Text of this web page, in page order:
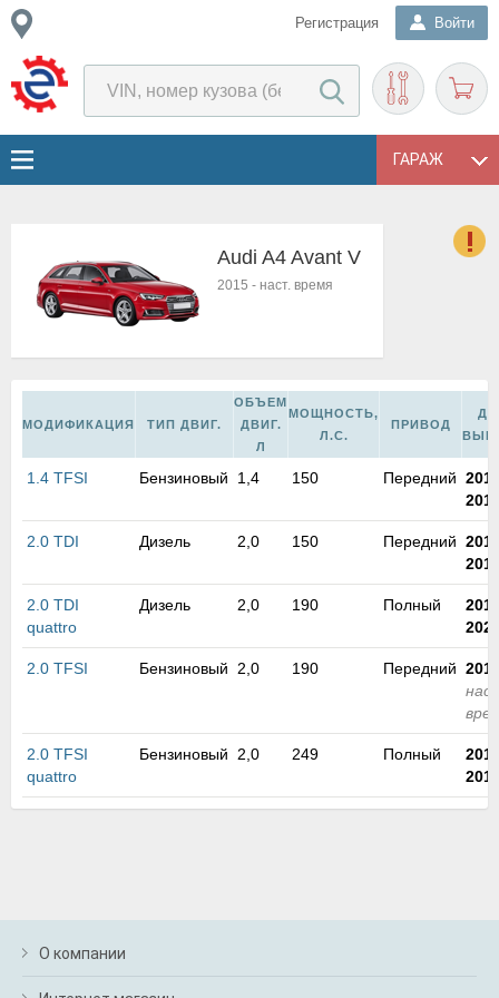
Регистрация Войти
ГАРАЖ
Audi A4 Avant V
2015 - наст. время
МОДИФИКАЦИЯ ТИП ДВИГ.
ОБЪЕМ
ДВИГ.
Л
МОЩНОСТЬ,
Л.С.
ПРИВОД
1.4 TFSI Бензиновый 1,4 150 Передний
2.0 TDI Дизель 2,0 150 Передний
2.0 TDI
quattro
Дизель 2,0 190 Полный
2.0 TFSI Бензиновый 2,0 190 Передний
2.0 TFSI
quattro
Бензиновый 2,0 249 Полный
О компании